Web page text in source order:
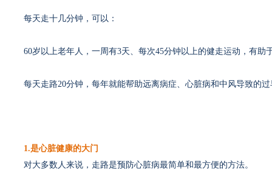
每天走十几分钟，可以：
60岁以上老年人，一周有3天、每次45分钟以上的健走运动，有助
每天走路20分钟，每年就能帮助远离病症、心脏病和中风导致的过
1.是心脏健康的大门
对大多数人来说，走路是预防心脏病最简单和最方便的方法。